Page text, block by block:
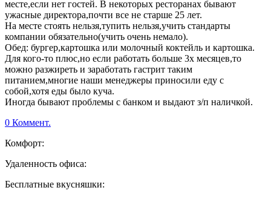
месте,если нет гостей. В некоторых ресторанах бывают
ужасные директора,почти все не старше 25 лет.
На месте стоять нельзя,тупить нельзя,учить стандарты
компании обязательно(учить очень немало).
Обед: бургер,картошка или молочный коктейль и картошка.
Для кого-то плюс,но если работать больше 3х месяцев,то
можно разжиреть и заработать гастрит таким
питанием,многие наши менеджеры приносили еду с
собой,хотя еды было куча.
Иногда бывают проблемы с банком и выдают з/п наличкой.
0 Коммент.
Комфорт:
Удаленность офиса:
Бесплатные вкусняшки: